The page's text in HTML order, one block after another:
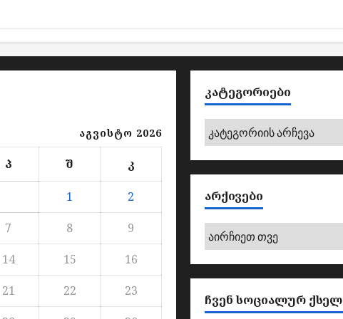
აგვისტო 2026
პ შ კ
1
2
7 8
9
14 15
16
21 22
23
ᲙᲐᲢᲔᲒᲝᲠᲘᲔᲑᲘ
კატეგორიები
ᲐᲠᲥᲘᲕᲔᲑᲘ
არქივები
ᲩᲕᲔᲜ ᲡᲝᲪᲘᲐᲚᲣᲠ